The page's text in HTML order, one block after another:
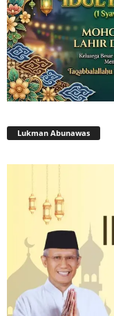
Lukman Abunawas